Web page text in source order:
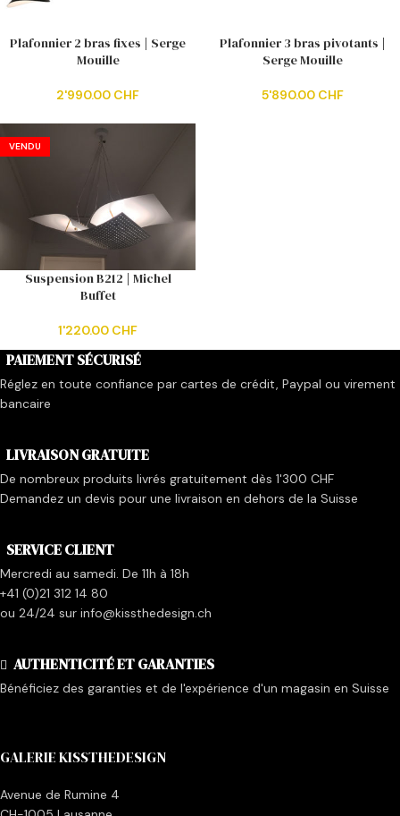
Plafonnier 2 bras fixes | Serge
Mouille
2'990.00 CHF
Plafonnier 3 bras pivotants |
Serge Mouille
5'890.00 CHF
VENDU
Suspension B212 | Michel
Buffet
1'220.00 CHF
PAIEMENT SÉCURISÉ
Réglez en toute confiance par cartes de crédit, Paypal ou virement
bancaire
LIVRAISON GRATUITE
De nombreux produits livrés gratuitement dès 1'300 CHF
Demandez un devis pour une livraison en dehors de la Suisse
SERVICE CLIENT
Mercredi au samedi. De 11h à 18h
+41 (0)21 312 14 80
ou 24/24 sur info@kissthedesign.ch
AUTHENTICITÉ ET GARANTIES
Bénéficiez des garanties et de l'expérience d'un magasin en Suisse
GALERIE KISSTHEDESIGN
Avenue de Rumine 4